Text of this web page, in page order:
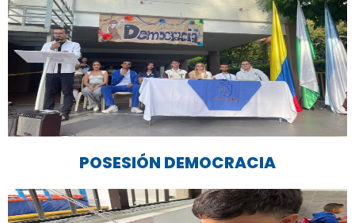
POSESIÓN DEMOCRACIA